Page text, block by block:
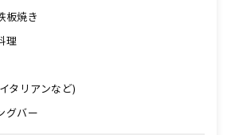
板焼き
理
タリアンなど)
グバー